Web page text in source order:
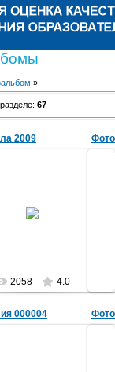
»
: 67
2009
2058 4.0
000004